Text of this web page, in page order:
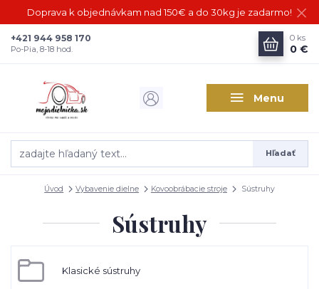
Doprava k objednávkam nad 150€ a do 30kg je zadarmo!
Menu
Hľadať
+421 944 958 170
Po-Pia, 8-18 hod.
0 ks
0 €
Úvod Vybavenie dielne Kovoobrábacie stroje Sústruhy
Sústruhy
Klasické sústruhy